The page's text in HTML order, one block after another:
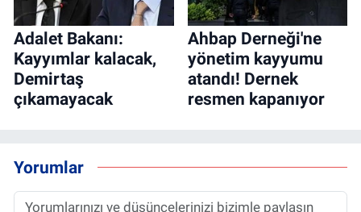
Adalet Bakanı:
Kayyımlar kalacak,
Demirtaş
çıkamayacak
Ahbap Derneği'ne
yönetim kayyumu
atandı! Dernek
resmen kapanıyor
Yorumlar